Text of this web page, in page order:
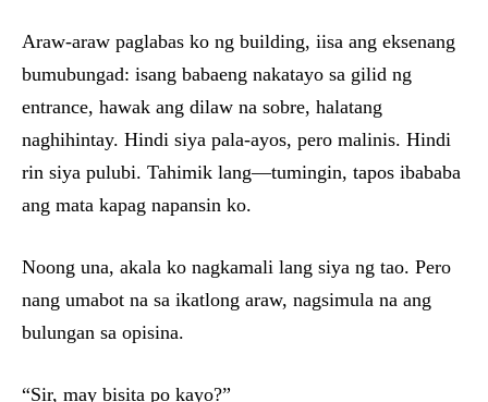
Araw-araw paglabas ko ng building, iisa ang eksenang
bumubungad: isang babaeng nakatayo sa gilid ng
entrance, hawak ang dilaw na sobre, halatang
naghihintay. Hindi siya pala-ayos, pero malinis. Hindi
rin siya pulubi. Tahimik lang—tumingin, tapos ibababa
ang mata kapag napansin ko.
Noong una, akala ko nagkamali lang siya ng tao. Pero
nang umabot na sa ikatlong araw, nagsimula na ang
bulungan sa opisina.
“Sir, may bisita po kayo?”